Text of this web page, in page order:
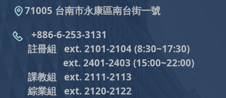
71005 台南市永康區南台街一號
+886-6-253-3131
註冊組 ext. 2101-2104 (8:30~17:30)
ext. 2401-2403 (15:00~22:00)
課教組 ext. 2111-2113
綜業組
ext. 2120-2122